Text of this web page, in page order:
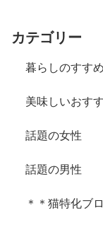
カテゴリー
暮らしのすすめ
美味しいおす
話題の女性
話題の男性
＊＊猫特化ブ